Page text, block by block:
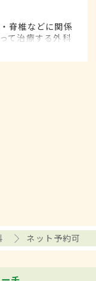
脊椎などに関係
て治療する外科
ネット予約可